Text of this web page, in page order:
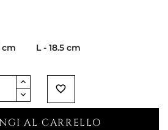
cm L - 18.5 cm
favorite_border
AL CARRELLO